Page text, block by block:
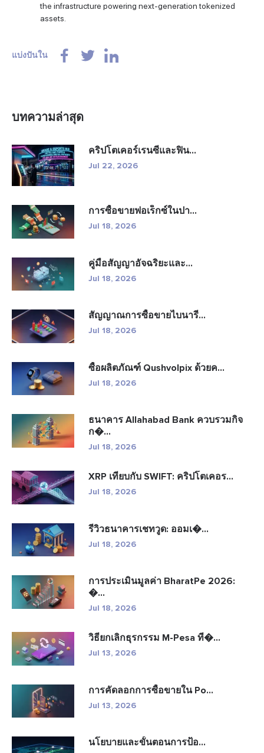
the infrastructure powering next-generation tokenized
assets.
แบ่งปันใน
บทความล่าสุด
คริปโตเคอร์เรนซีและฟิน...
Jul 22, 2026
การซื้อขายฟอเร็กซ์ในปา...
Jul 18, 2026
คู่มือสัญญาอัจฉริยะและ...
Jul 18, 2026
สัญญาณการซื้อขายไบนารี...
Jul 18, 2026
ซื้อผลิตภัณฑ์ Qushvolpix ด้วยค...
Jul 18, 2026
ธนาคาร Allahabad Bank ควบรวมกิจ
ก�...
Jul 18, 2026
XRP เทียบกับ SWIFT: คริปโตเคอร...
Jul 18, 2026
รีวิวธนาคารเชทวูด: ออมเ�...
Jul 18, 2026
การประเมินมูลค่า BharatPe 2026:
�...
Jul 18, 2026
วิธียกเลิกธุรกรรม M-Pesa ที�...
Jul 13, 2026
การคัดลอกการซื้อขายใน Po...
Jul 13, 2026
นโยบายและขั้นตอนการป้อ...